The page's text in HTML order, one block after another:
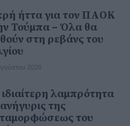
ήττα για τον ΠΑΟΚ
Τούμπα – Όλα θα
στη ρεβάνς του
2026
λαμπρότητα
της
του